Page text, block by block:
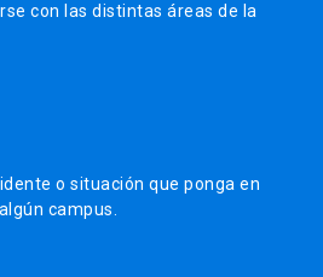
con las distintas áreas de la
o situación que ponga en
campus.